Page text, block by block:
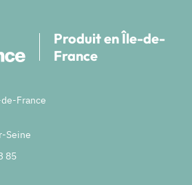
Produit en Île-de-
France
France
Seine
85